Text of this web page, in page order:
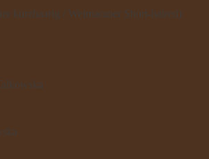
/ Weimaraner Short-haired)